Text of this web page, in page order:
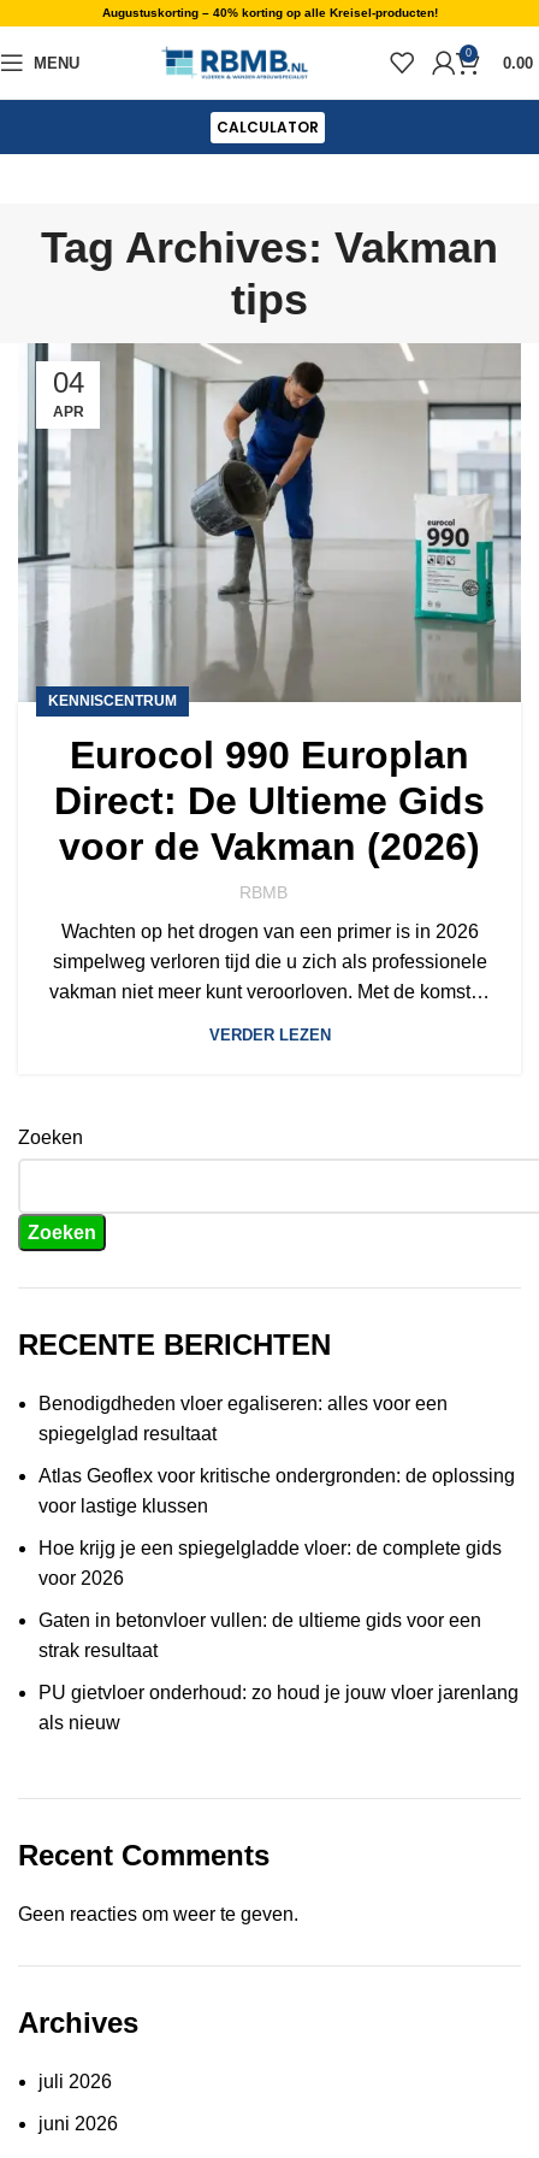
Augustuskorting – 40% korting op alle Kreisel-producten!
MENU
0
0.00
CALCULATOR
Tag Archives: Vakman
tips
04
APR
KENNISCENTRUM
Eurocol 990 Europlan
Direct: De Ultieme Gids
voor de Vakman (2026)
RBMB
Wachten op het drogen van een primer is in 2026
simpelweg verloren tijd die u zich als professionele
vakman niet meer kunt veroorloven. Met de komst…
VERDER LEZEN
Zoeken
Zoeken
RECENTE BERICHTEN
Benodigdheden vloer egaliseren: alles voor een
spiegelglad resultaat
Atlas Geoflex voor kritische ondergronden: de oplossing
voor lastige klussen
Hoe krijg je een spiegelgladde vloer: de complete gids
voor 2026
Gaten in betonvloer vullen: de ultieme gids voor een
strak resultaat
PU gietvloer onderhoud: zo houd je jouw vloer jarenlang
als nieuw
Recent Comments
Geen reacties om weer te geven.
Archives
juli 2026
juni 2026